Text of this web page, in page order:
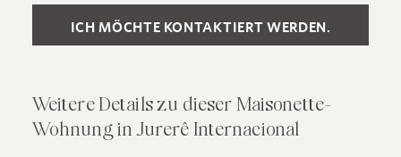
Please leave this field empty.
Weitere Details zu dieser Maisonette-
Wohnung in Jurerê Internacional